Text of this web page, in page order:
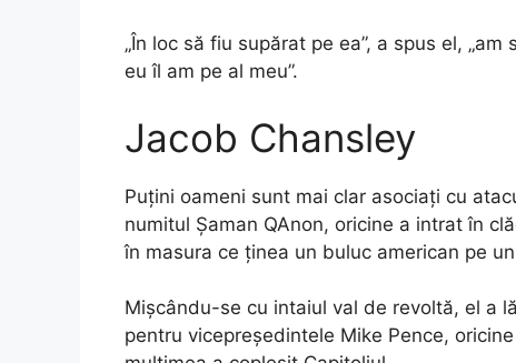
„În loc să fiu supărat pe ea”, a spus el,
eu îl am pe al meu”.
Jacob Chansley
Puțini oameni sunt mai clar asociați cu
numitul Șaman QAnon, oricine a intrat în
în masura ce ținea un buluc american pe
Mișcându-se cu intaiul val de revoltă, el a
pentru vicepreședintele Mike Pence,